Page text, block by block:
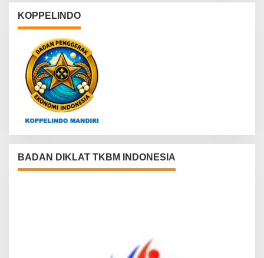
KOPPELINDO
BADAN DIKLAT TKBM INDONESIA